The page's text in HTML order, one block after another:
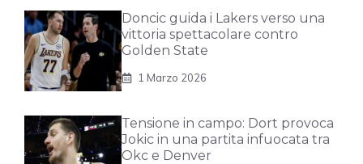
Doncic guida i Lakers verso una
vittoria spettacolare contro
Golden State
1 Marzo 2026
Tensione in campo: Dort provoca
Jokic in una partita infuocata tra
Okc e Denver